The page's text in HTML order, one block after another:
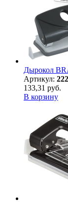
Дырокол
Артикул:
133,31 руб.
В корзину